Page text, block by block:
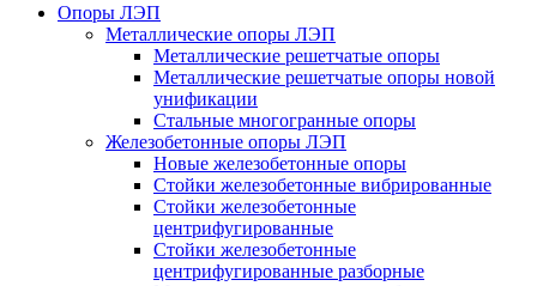
Опоры ЛЭП
Металлические опоры ЛЭП
Металлические решетчатые опоры
Металлические решетчатые опоры новой
унификации
Стальные многогранные опоры
Железобетонные опоры ЛЭП
Новые железобетонные опоры
Стойки железобетонные вибрированные
Стойки железобетонные
центрифугированные
Стойки железобетонные
центрифугированные разборные